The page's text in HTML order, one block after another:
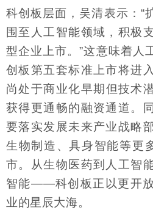
科创板层面，吴清表示：“
围至人工智能领域，积极
型企业上市。”这意味着人
创板第五套标准上市将进
尚处于商业化早期但技术
获得更通畅的融资通道。
要落实发展未来产业战略
生物制造、具身智能等更
市。从生物医药到人工智
智能——科创板正以更开
业的星辰大海。